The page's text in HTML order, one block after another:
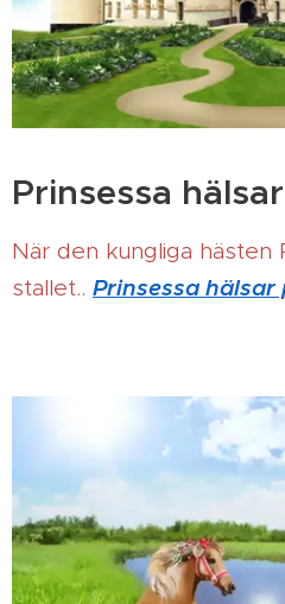
Prinsessa
När den kungliga hästen
stallet.. Prinsessa hälsar